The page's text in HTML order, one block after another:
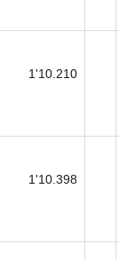
1'10.210
1'10.398